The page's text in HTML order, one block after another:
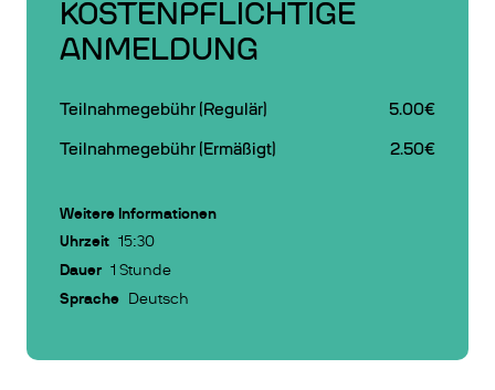
KOSTENPFLICHTIGE
ANMELDUNG
Teilnahmegebühr (Regulär) 5.00€
Teilnahmegebühr (Ermäßigt) 2.50€
Weitere Informationen
Uhrzeit 15:30
Dauer 1 Stunde
Sprache Deutsch